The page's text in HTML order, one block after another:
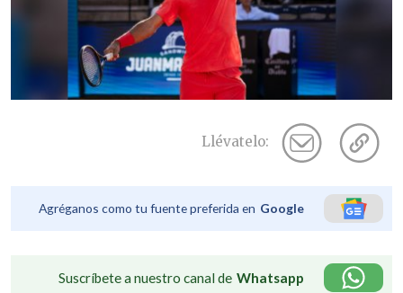
Llévatelo:
Agréganos como tu fuente preferida en Google
Suscríbete a nuestro canal de Whatsapp